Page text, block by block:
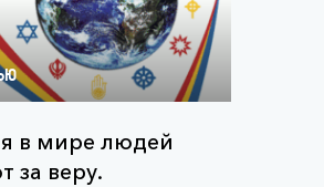
в мире людей
за веру.